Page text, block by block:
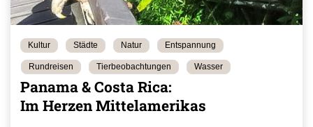
Kultur Städte Natur Entspannung
Rundreisen Tierbeobachtungen Wasser
Panama & Costa Rica:
Im Herzen Mittelamerikas